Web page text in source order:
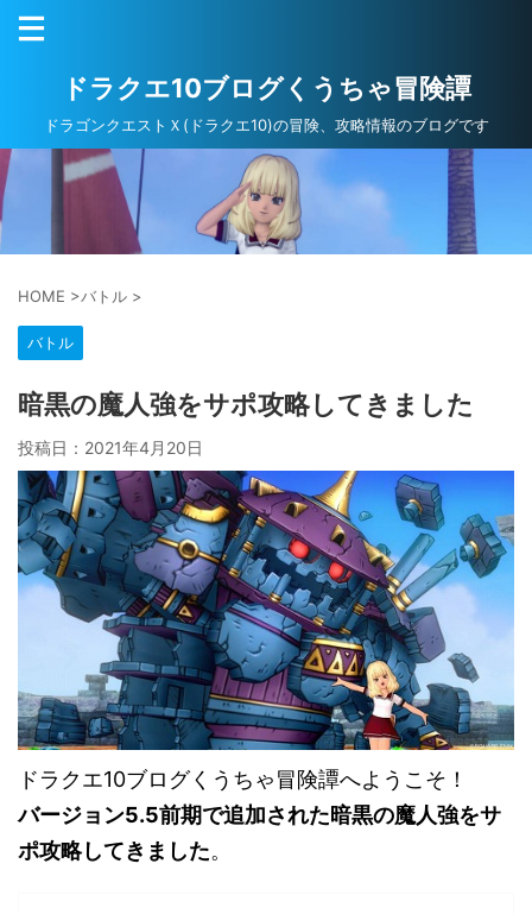
ドラクエ10ブログくうちゃ冒険譚
ドラゴンクエストＸ(ドラクエ10)の冒険、攻略情報のブログです
HOME >バトル >
バトル
暗黒の魔人強をサポ攻略してきました
投稿日： 2021年4月20日
ドラクエ10ブログくうちゃ冒険譚へようこそ！
バージョン5.5前期で追加された暗黒の魔人強をサ
ポ攻略してきました。